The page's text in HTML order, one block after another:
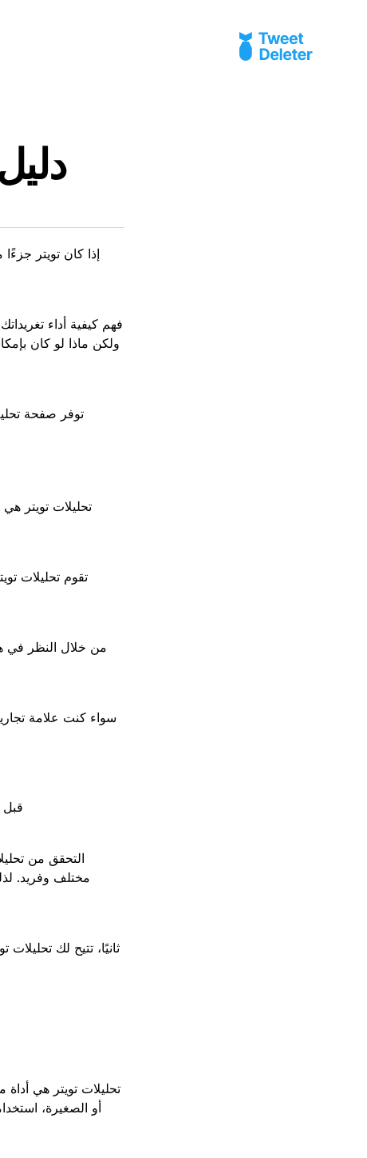
فهم كيفية أداء
ولكن ماذا لو كان
توفر صفحة
تحليلات تويتر
تقوم تحليلات
من خلال النظر في
سواء كنت علامة
قبل
التحقق من
مختلف وفريد.
ثانيًا، تتيح لك
تحليلات تويتر هي
أو الصغيرة،